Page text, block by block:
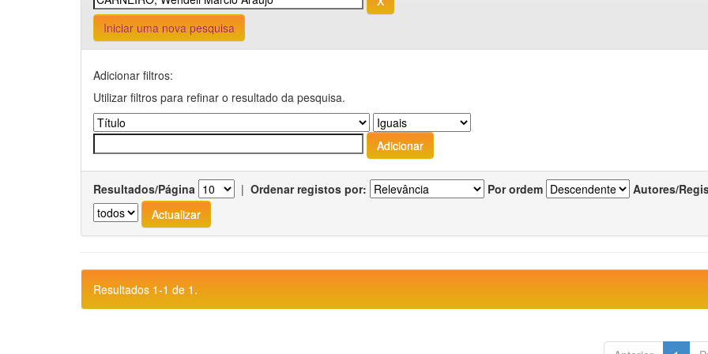
Iniciar uma nova pesquisa
Adicionar filtros:
Utilizar filtros para refinar o resultado da pesquisa.
Resultados/Página | Ordenar registos por: Por ordem Autores/
Resultados 1-1 de 1.